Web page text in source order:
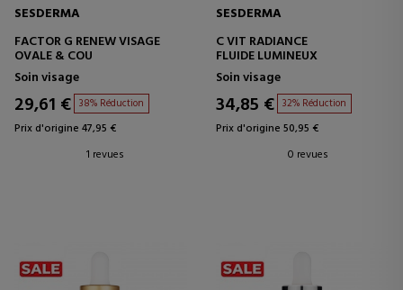
SESDERMA
FACTOR G RENEW VISAGE
OVALE & COU
Soin visage
29,61 € 38% Réduction
Prix d'origine 47,95 €
1 revues
SESDERMA
C VIT RADIANCE
FLUIDE LUMINEUX
Soin visage
34,85 € 32% Réduction
Prix d'origine 50,95 €
0 revues